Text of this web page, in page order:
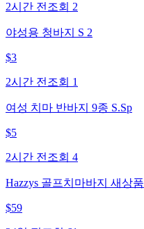
2시간 전 조회 2
야성용 청바지 S 2
$3
2시간 전 조회 1
여성 치마 반바지 9종 S.Sp
$5
2시간 전 조회 4
Hazzys 골프치마바지 새상품
$59